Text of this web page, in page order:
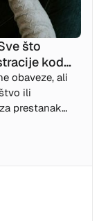
što
kod
obaveze, ali
ili
prestanak